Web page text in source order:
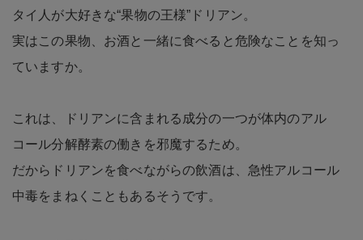
タイ人が大好きな“果物の王様”ドリアン。
実はこの果物、お酒と一緒に食べると危険なことを知っ
ていますか。
これは、ドリアンに含まれる成分の一つが体内のアル
コール分解酵素の働きを邪魔するため。
だからドリアンを食べながらの飲酒は、急性アルコール
中毒をまねくこともあるそうです。